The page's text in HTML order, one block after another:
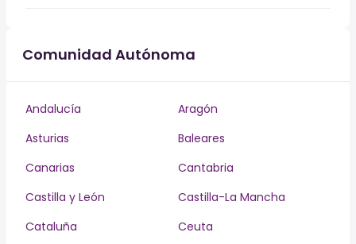
Comunidad Autónoma
Andalucía
Aragón
Asturias
Baleares
Canarias
Cantabria
Castilla y León
Castilla-La Mancha
Cataluña
Ceuta